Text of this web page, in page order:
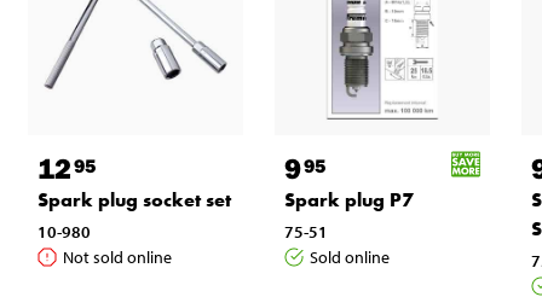
1295
Spark plug socket set
10-980
Not sold online
995
Spark plug P7
75-51
Sold online